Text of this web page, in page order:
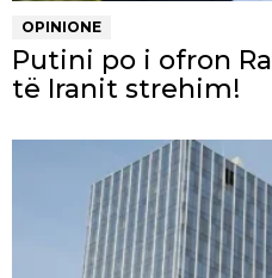
OPINIONE
Putini po i ofron
të Iranit strehim!